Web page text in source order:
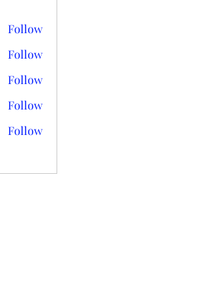
Follow
Follow
Follow
Follow
Follow